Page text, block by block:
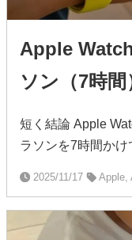
Apple
ソン（7時
短く結論 Apple
ラソンを7時間かけ
2025/11/17 Apple,